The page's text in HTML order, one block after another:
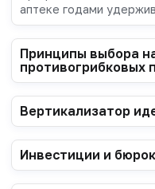
аптеке годами
Принципы выбора
противогрибковых
Вертикализатор
Инвестиции и